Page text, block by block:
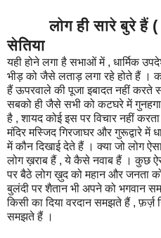
लोग ही सारे बुरे हैं (
सेतिया
यही होने लगा है सभाओं में , धार्मिक
भीड़ को जैसे लताड़ लगा रहे होते हैं ।
हैं ऊपरवाले की पूजा इबादत नहीं करते
सबको ही जैसे सभी को कटघरे में
है , शायद कोई इस पर विचार नहीं
मंदिर मस्जिद गिरजाघर और गुरूद्वारे में
में कौन दिखाई देते हैं । क्या जो लोग
लोग ख़राब हैं , ये कैसे नवाब हैं । कुछ
पर बैठे लोग ख़ुद को महान और जनता
बुलंदी पर शैतान भी अपने को भगवान
किसी का दिया वरदान समझते हैं , फ़र्ज़
समझते हैं ।